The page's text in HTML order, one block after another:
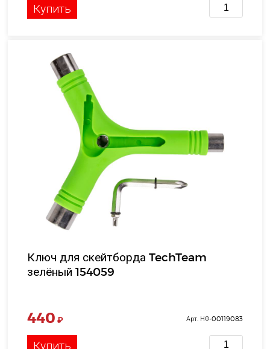
Купить
Ключ для скейтборда TechTeam
зелёный 154059
440 ₽ Арт. НФ-00119083
Купить